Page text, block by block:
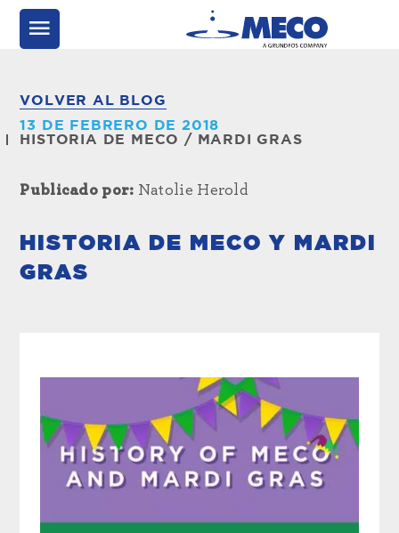
VOLVER AL BLOG
13 DE FEBRERO DE 2018
HISTORIA DE MECO / MARDI GRAS
Publicado por: Natolie Herold
HISTORIA DE MECO Y MARDI
GRAS